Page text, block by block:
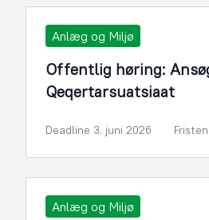
Anlæg og Miljø
Offentlig høring:
Qeqertarsuatsiaat
Deadline 3. juni 2026
Anlæg og Miljø